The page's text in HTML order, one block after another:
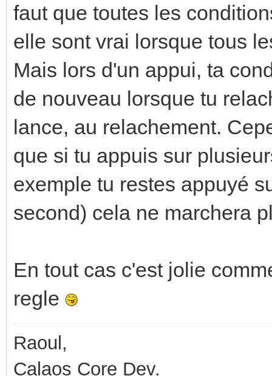
faut que toutes les
elle sont vrai lorsque tous
Mais lors d'un appui, ta
de nouveau lorsque tu
lance, au relachement.
que si tu appuis sur
exemple tu restes appuyé
second) cela ne marchera
En tout cas c'est jolie
regle
Raoul,
Calaos Core Dev.